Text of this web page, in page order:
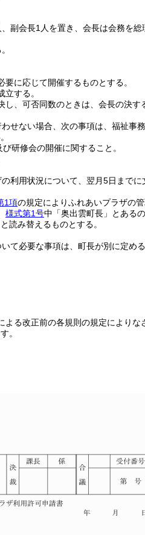
副会長1人を置き、会長は会務を総
に応じて開催するものとする。
する。
、可否同数のときは、会長の決す
せない場合、次の事項は、福祉事
研修会の開催に関すること。
利用状況について、翌月5日までに
1項の規定によりふれあいプラザの
様式第1号中「奥出雲町長」とある
読み替えるものとする。
て必要な事項は、町長が別に定める
よる改正前の各規則の規定により
。